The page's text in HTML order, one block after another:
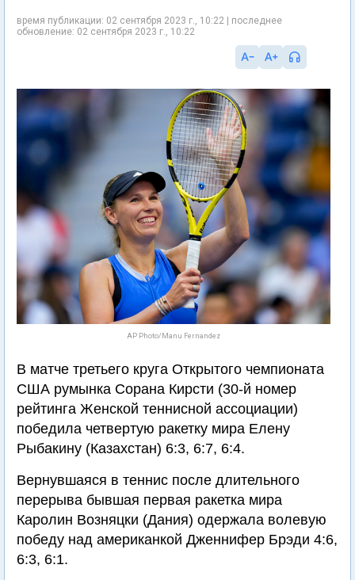
время публикации: 02 сентября 2023 г., 10:22 | последнее
обновление: 02 сентября 2023 г., 10:22
AP Photo/Manu Fernandez
В матче третьего круга Открытого чемпионата
США румынка Сорана Кирсти (30-й номер
рейтинга Женской теннисной ассоциации)
победила четвертую ракетку мира Елену
Рыбакину (Казахстан) 6:3, 6:7, 6:4.
Вернувшаяся в теннис после длительного
перерыва бывшая первая ракетка мира
Каролин Возняцки (Дания) одержала волевую
победу над американкой Дженнифер Брэди 4:6,
6:3, 6:1.